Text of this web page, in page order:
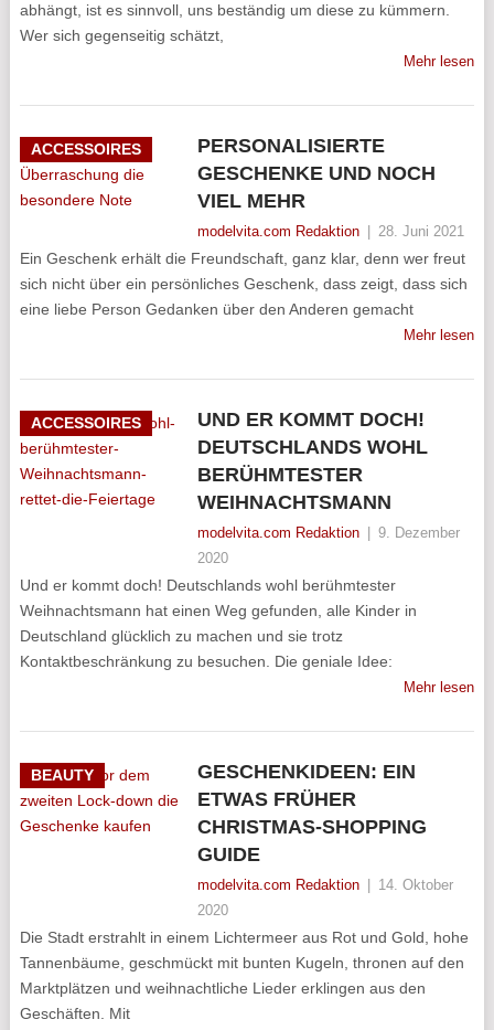
abhängt, ist es sinnvoll, uns beständig um diese zu kümmern.
Wer sich gegenseitig schätzt,
Mehr lesen
ACCESSOIRES
PERSONALISIERTE
GESCHENKE UND NOCH
VIEL MEHR
modelvita.com Redaktion 28. Juni 2021
Ein Geschenk erhält die Freundschaft, ganz klar, denn wer freut
sich nicht über ein persönliches Geschenk, dass zeigt, dass sich
eine liebe Person Gedanken über den Anderen gemacht
Mehr lesen
ACCESSOIRES
UND ER KOMMT DOCH!
DEUTSCHLANDS WOHL
BERÜHMTESTER
WEIHNACHTSMANN
modelvita.com Redaktion
9. Dezember
2020
Und er kommt doch! Deutschlands wohl berühmtester
Weihnachtsmann hat einen Weg gefunden, alle Kinder in
Deutschland glücklich zu machen und sie trotz
Kontaktbeschränkung zu besuchen. Die geniale Idee:
Mehr lesen
BEAUTY
GESCHENKIDEEN: EIN
ETWAS FRÜHER
CHRISTMAS-SHOPPING
GUIDE
modelvita.com Redaktion
14. Oktober
2020
Die Stadt erstrahlt in einem Lichtermeer aus Rot und Gold, hohe
Tannenbäume, geschmückt mit bunten Kugeln, thronen auf den
Marktplätzen und weihnachtliche Lieder erklingen aus den
Geschäften. Mit